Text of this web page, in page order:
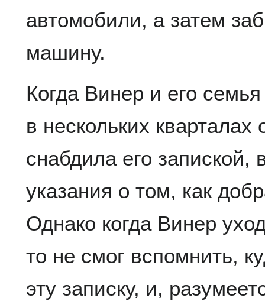
автомобили, а затем
машину.
Когда Винер и его
в нескольких кварталах
снабдила его запиской,
указания о том, как
Однако когда Винер
то не смог вспомнить,
эту записку, и,